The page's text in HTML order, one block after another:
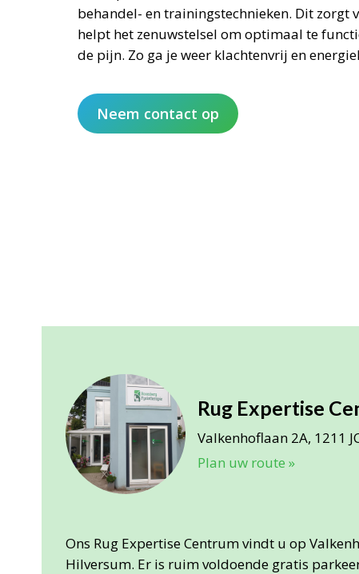
behandel- en trainingstechnieken. Dit zorgt
helpt het zenuwstelsel om optimaal te
de pijn. Zo ga je weer klachtenvrij en
Neem contact op
Rug Expertise
Valkenhoflaan 2A, 1211
Plan uw route »
Ons Rug Expertise Centrum vindt u op
Hilversum. Er is ruim voldoende gratis